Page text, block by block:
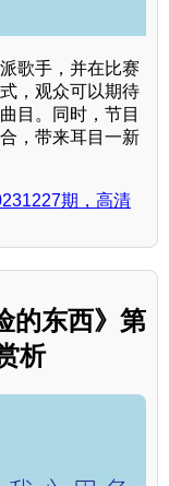
歌手，并在比赛
，观众可以期待
目。同时，节目
，带来耳目一新
期，高清
的东西》第
析